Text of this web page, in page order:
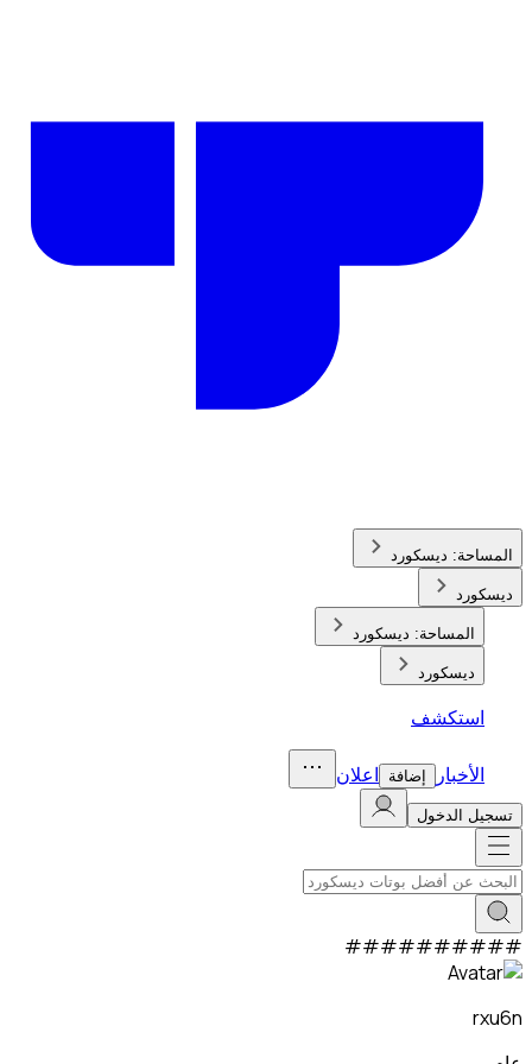
المساحة: ديسكورد
ديسكورد
المساحة: ديسكورد
ديسكورد
استكشف
الأخبار إضافة اعلان
تسجيل الدخول
#
#
#
#
#
#
#
#
#
#
rxu6n